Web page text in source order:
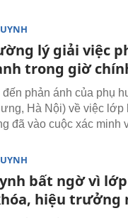
lý giải việc
trong giờ
phản ánh của phụ
Hà Nội) về việc
đã vào cuộc xác minh
bất ngờ vì
hiệu trưởng